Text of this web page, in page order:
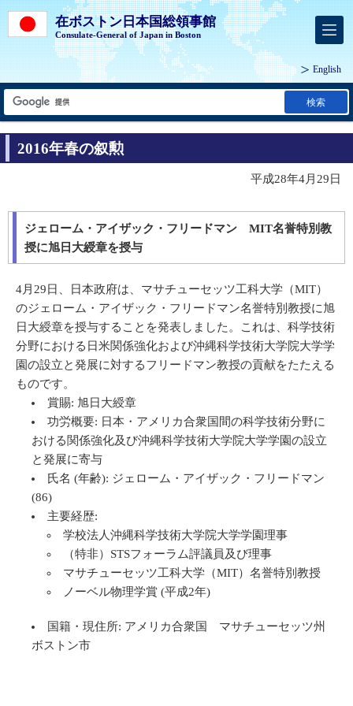
在ボストン日本国総領事館
Consulate-General of Japan in Boston
English
検索
2016年春の叙勲
平成28年4月29日
ジェローム・アイザック・フリードマン MIT名誉特別教
授に旭日大綬章を授与
4月29日、日本政府は、マサチューセッツ工科大学（MIT）
のジェローム・アイザック・フリードマン名誉特別教授に旭
日大綬章を授与することを発表しました。これは、科学技術
分野における日米関係強化および沖縄科学技術大学院大学学
園の設立と発展に対するフリードマン教授の貢献をたたえる
ものです。
賞賜: 旭日大綬章
功労概要: 日本・アメリカ合衆国間の科学技術分野に
おける関係強化及び沖縄科学技術大学院大学学園の設立
と発展に寄与
氏名 (年齢): ジェローム・アイザック・フリードマン
(86)
主要経歴:
学校法人沖縄科学技術大学院大学学園理事
（特非）STSフォーラム評議員及び理事
マサチューセッツ工科大学（MIT）名誉特別教授
ノーベル物理学賞 (平成2年)
国籍・現住所: アメリカ合衆国 マサチューセッツ州
ボストン市